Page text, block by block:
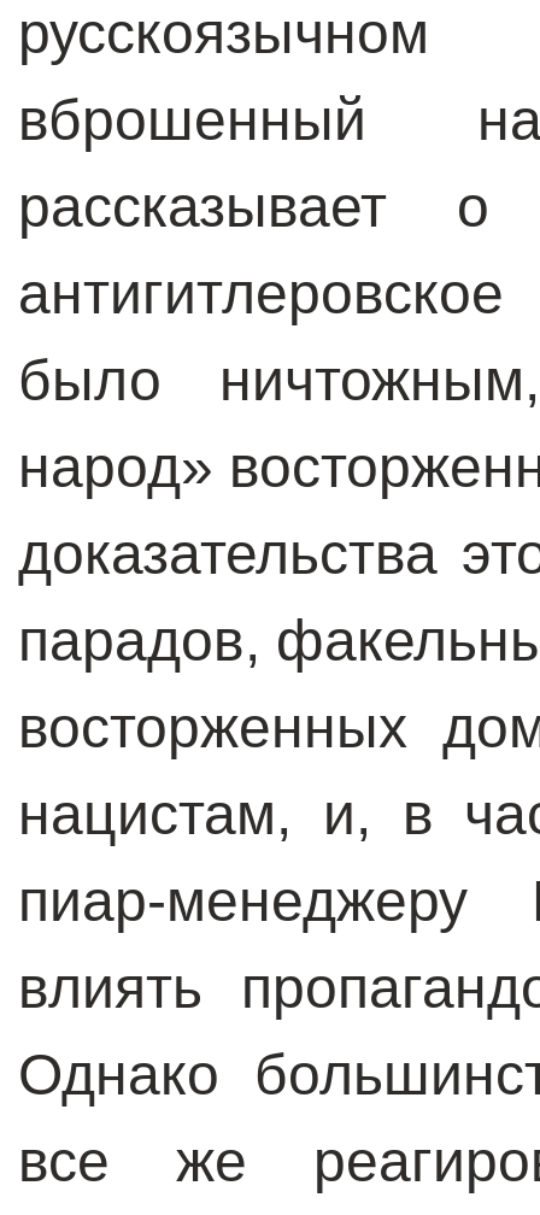
вброшенный
рассказывает
было
народ»
доказательства
парадов,
восторженных
нацистам, и, в
пиар-менеджеру
влиять
Однако
все же